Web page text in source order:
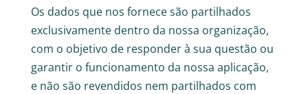
Os dados que nos fornece são partilhados
exclusivamente dentro da nossa organização,
com o objetivo de responder à sua questão ou
garantir o funcionamento da nossa aplicação,
e não são revendidos nem partilhados com